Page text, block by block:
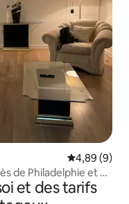
Évaluation
4,89 (9)
de Philadelphie et de
et des tarifs